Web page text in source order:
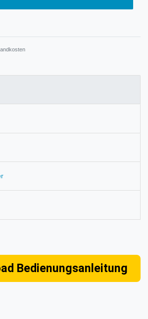
Bedienungsanleitung